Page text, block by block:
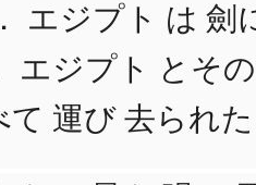
エジプト は 劍
エジプト とその
運び 去られ